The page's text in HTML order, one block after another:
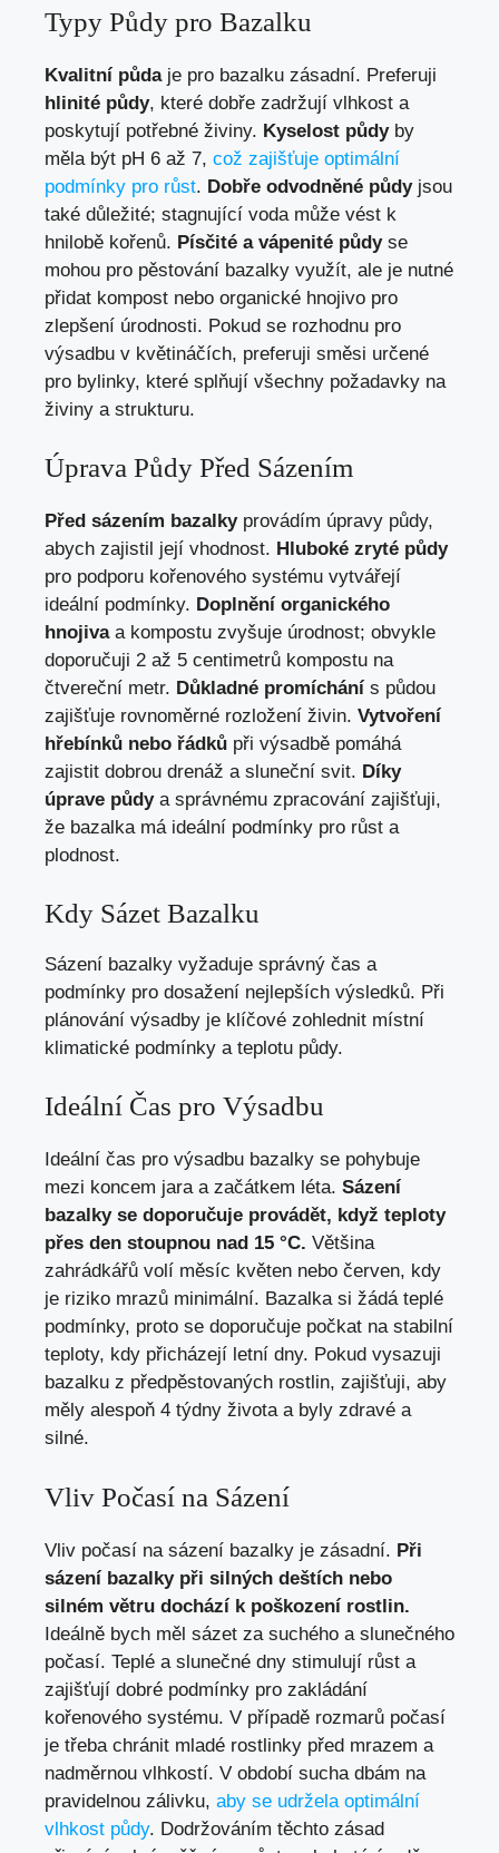
Typy Půdy pro Bazalku
Kvalitní půdaje pro bazalku zásadní. Preferuji
hlinité půdy, které dobře zadržují vlhkost a
poskytují potřebné živiny. Kyselost půdyby
měla být pH 6 až 7, což zajišťuje optimální
podmínky pro růst. Dobře odvodněné půdyjsou
také důležité; stagnující voda může vést k
hnilobě kořenů. Písčité a vápenité půdyse
mohou pro pěstování bazalky využít, ale je nutné
přidat kompost nebo organické hnojivo pro
zlepšení úrodnosti. Pokud se rozhodnu pro
výsadbu v květináčích, preferuji směsi určené
pro bylinky, které splňují všechny požadavky na
živiny a strukturu.
Úprava Půdy Před Sázením
Před sázením bazalkyprovádím úpravy půdy,
abych zajistil její vhodnost. Hluboké zryté půdy
pro podporu kořenového systému vytvářejí
ideální podmínky. Doplnění organického
hnojivaa kompostu zvyšuje úrodnost; obvykle
doporučuji 2 až 5 centimetrů kompostu na
čtvereční metr. Důkladné promíchání s půdou
zajišťuje rovnoměrné rozložení živin. Vytvoření
hřebínků nebo řádků při výsadbě pomáhá
zajistit dobrou drenáž a sluneční svit. Díky
úprave půdya správnému zpracování zajišťuji,
že bazalka má ideální podmínky pro růst a
plodnost.
Kdy Sázet Bazalku
Sázení bazalky vyžaduje správný čas a
podmínky pro dosažení nejlepších výsledků. Při
plánování výsadby je klíčové zohlednit místní
klimatické podmínky a teplotu půdy.
Ideální Čas pro Výsadbu
Ideální čas pro výsadbu bazalky se pohybuje
mezi koncem jara a začátkem léta. Sázení
bazalky se doporučuje provádět, když teploty
přes den stoupnou nad 15 °C. Většina
zahrádkářů volí měsíc květen nebo červen, kdy
je riziko mrazů minimální. Bazalka si žádá teplé
podmínky, proto se doporučuje počkat na stabilní
teploty, kdy přicházejí letní dny. Pokud vysazuji
bazalku z předpěstovaných rostlin, zajišťuji, aby
měly alespoň 4 týdny života a byly zdravé a
silné.
Vliv Počasí na Sázení
Vliv počasí na sázení bazalky je zásadní. Při
sázení bazalky při silných deštích nebo
silném větru dochází k poškození rostlin.
Ideálně bych měl sázet za suchého a slunečného
počasí. Teplé a slunečné dny stimulují růst a
zajišťují dobré podmínky pro zakládání
kořenového systému. V případě rozmarů počasí
je třeba chránit mladé rostlinky před mrazem a
nadměrnou vlhkostí. V období sucha dbám na
pravidelnou zálivku, aby se udržela optimální
vlhkost půdy. Dodržováním těchto zásad